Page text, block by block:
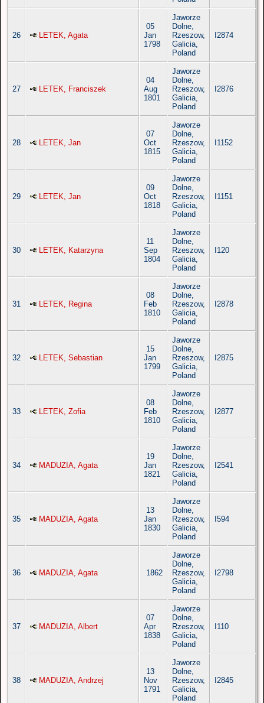
26 LETEK, Agata
05
Jan
1798
Jaworze
Dolne,
Rzeszow,
Galicia,
Poland
I2874
27 LETEK, Franciszek
04
Aug
1801
Jaworze
Dolne,
Rzeszow,
Galicia,
Poland
I2876
28 LETEK, Jan
07
Oct
1815
Jaworze
Dolne,
Rzeszow,
Galicia,
Poland
I1152
29 LETEK, Jan
09
Oct
1818
Jaworze
Dolne,
Rzeszow,
Galicia,
Poland
I1151
30 LETEK, Katarzyna
11
Sep
1804
Jaworze
Dolne,
Rzeszow,
Galicia,
Poland
I120
31 LETEK, Regina
08
Feb
1810
Jaworze
Dolne,
Rzeszow,
Galicia,
Poland
I2878
32 LETEK, Sebastian
15
Jan
1799
Jaworze
Dolne,
Rzeszow,
Galicia,
Poland
I2875
33 LETEK, Zofia
08
Feb
1810
Jaworze
Dolne,
Rzeszow,
Galicia,
Poland
I2877
34 MADUZIA, Agata
19
Jan
1821
Jaworze
Dolne,
Rzeszow,
Galicia,
Poland
I2541
35 MADUZIA, Agata
13
Jan
1830
Jaworze
Dolne,
Rzeszow,
Galicia,
Poland
I594
36 MADUZIA, Agata 1862
Jaworze
Dolne,
Rzeszow,
Galicia,
Poland
I2798
37 MADUZIA, Albert
07
Apr
1838
Jaworze
Dolne,
Rzeszow,
Galicia,
Poland
I110
38 MADUZIA, Andrzej
13
Nov
1791
Jaworze
Dolne,
Rzeszow,
Galicia,
Poland
I2845